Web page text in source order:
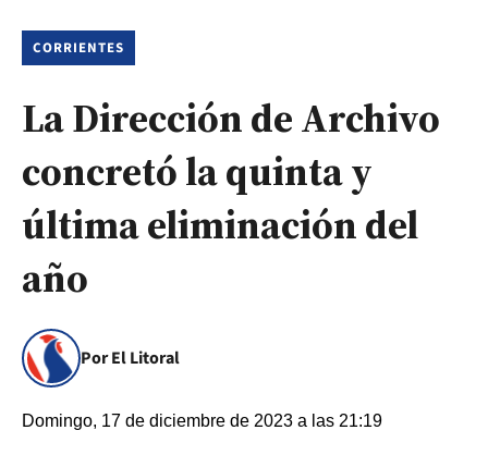
CORRIENTES
La Dirección de Archivo
concretó la quinta y
última eliminación del
año
Por El Litoral
Domingo, 17 de diciembre de 2023 a las 21:19